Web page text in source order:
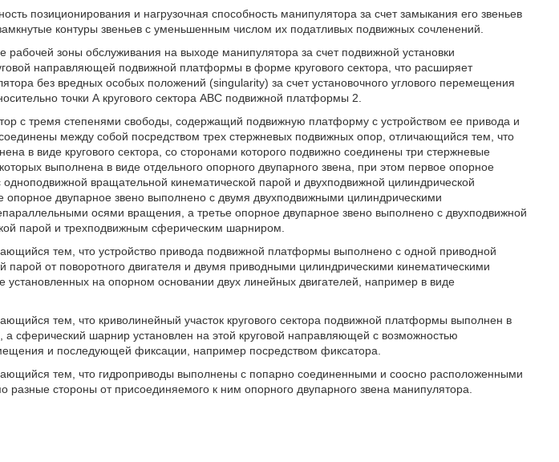
позиционирования и нагрузочная способность манипулятора за счет замыкания его звеньев
контуры звеньев с уменьшенным числом их податливых подвижных сочленений.
рабочей зоны обслуживания на выходе манипулятора за счет подвижной установки
направляющей подвижной платформы в форме кругового сектора, что расширяет
без вредных особых положений (singularity) за счет установочного углового перемещения
точки А кругового сектора ABC подвижной платформы 2.
с тремя степенями свободы, содержащий подвижную платформу с устройством ее привода и
между собой посредством трех стержневых подвижных опор, отличающийся тем, что
в виде кругового сектора, со сторонами которого подвижно соединены три стержневые
выполнена в виде отдельного опорного двупарного звена, при этом первое опорное
вращательной кинематической парой и двухподвижной цилиндрической
опорное двупарное звено выполнено с двумя двухподвижными цилиндрическими
осями вращения, а третье опорное двупарное звено выполнено с двухподвижной
парой и трехподвижным сферическим шарниром.
тем, что устройство привода подвижной платформы выполнено с одной приводной
парой от поворотного двигателя и двумя приводными цилиндрическими кинематическими
на опорном основании двух линейных двигателей, например в виде
тем, что криволинейный участок кругового сектора подвижной платформы выполнен в
а сферический шарнир установлен на этой круговой направляющей с возможностью
и последующей фиксации, например посредством фиксатора.
тем, что гидроприводы выполнены с попарно соединенными и соосно расположенными
стороны от присоединяемого к ним опорного двупарного звена манипулятора.